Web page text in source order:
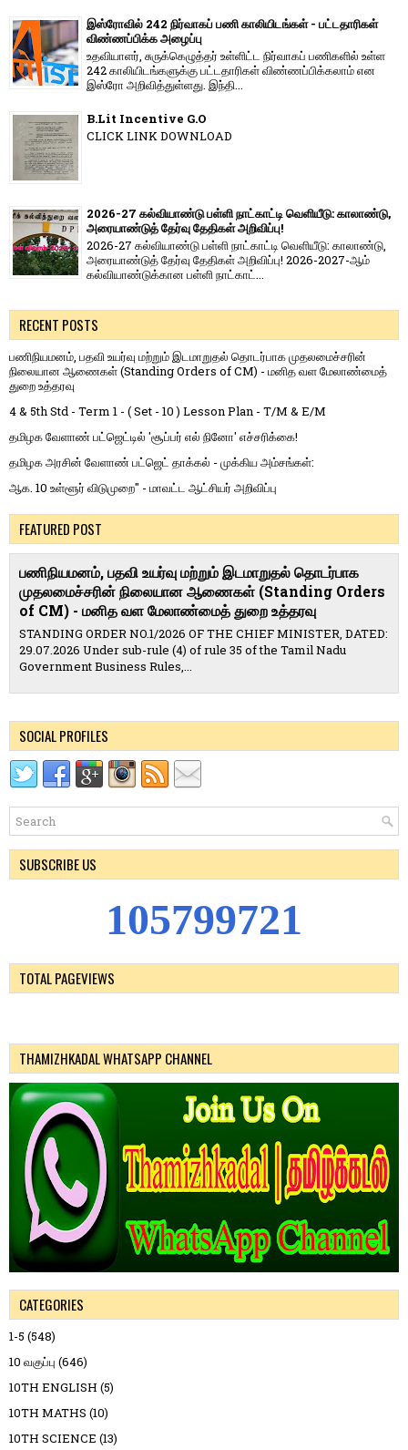
இஸ்ரோவில் 242 நிர்வாகப் பணி காலியிடங்கள் - பட்டதாரிகள்
விண்ணப்பிக்க அழைப்பு
உதவியாளர், சுருக்கெழுத்தர் உள்ளிட்ட நிர்வாகப் பணிகளில் உள்ள
242 காலியிடங்களுக்கு பட்டதாரிகள் விண்ணப்பிக்கலாம் என
இஸ்ரோ அறிவித்துள்ளது. இந்தி...
B.Lit Incentive G.O
CLICK LINK DOWNLOAD
2026-27 கல்வியாண்டு பள்ளி நாட்காட்டி வெளியீடு: காலாண்டு,
அரையாண்டுத் தேர்வு தேதிகள் அறிவிப்பு!
2026-27 கல்வியாண்டு பள்ளி நாட்காட்டி வெளியீடு: காலாண்டு,
அரையாண்டுத் தேர்வு தேதிகள் அறிவிப்பு! 2026-2027-ஆம்
கல்வியாண்டுக்கான பள்ளி நாட்காட்...
RECENT POSTS
பணிநியமனம், பதவி உயர்வு மற்றும் இடமாறுதல் தொடர்பாக முதலமைச்சரின்
நிலையான ஆணைகள் (Standing Orders of CM) - மனித வள மேலாண்மைத்
துறை உத்தரவு
4 & 5th Std - Term 1 - ( Set - 10 ) Lesson Plan - T/M & E/M
தமிழக வேளாண் பட்ஜெட்டில் 'சூப்பர் எல் நினோ' எச்சரிக்கை!
தமிழக அரசின் வேளாண் பட்ஜெட் தாக்கல் - முக்கிய அம்சங்கள்:
ஆக. 10 உள்ளூர் விடுமுறை" - மாவட்ட ஆட்சியர் அறிவிப்பு
FEATURED POST
பணிநியமனம், பதவி உயர்வு மற்றும் இடமாறுதல் தொடர்பாக
முதலமைச்சரின் நிலையான ஆணைகள் (Standing Orders
of CM) - மனித வள மேலாண்மைத் துறை உத்தரவு
STANDING ORDER NO.1/2026 OF THE CHIEF MINISTER, DATED:
29.07.2026 Under sub-rule (4) of rule 35 of the Tamil Nadu
Government Business Rules,...
SOCIAL PROFILES
SUBSCRIBE US
105799722
TOTAL PAGEVIEWS
THAMIZHKADAL WHATSAPP CHANNEL
CATEGORIES
1-5 (548)
10 வகுப்பு (646)
10TH ENGLISH (5)
10TH MATHS (10)
10TH SCIENCE (13)